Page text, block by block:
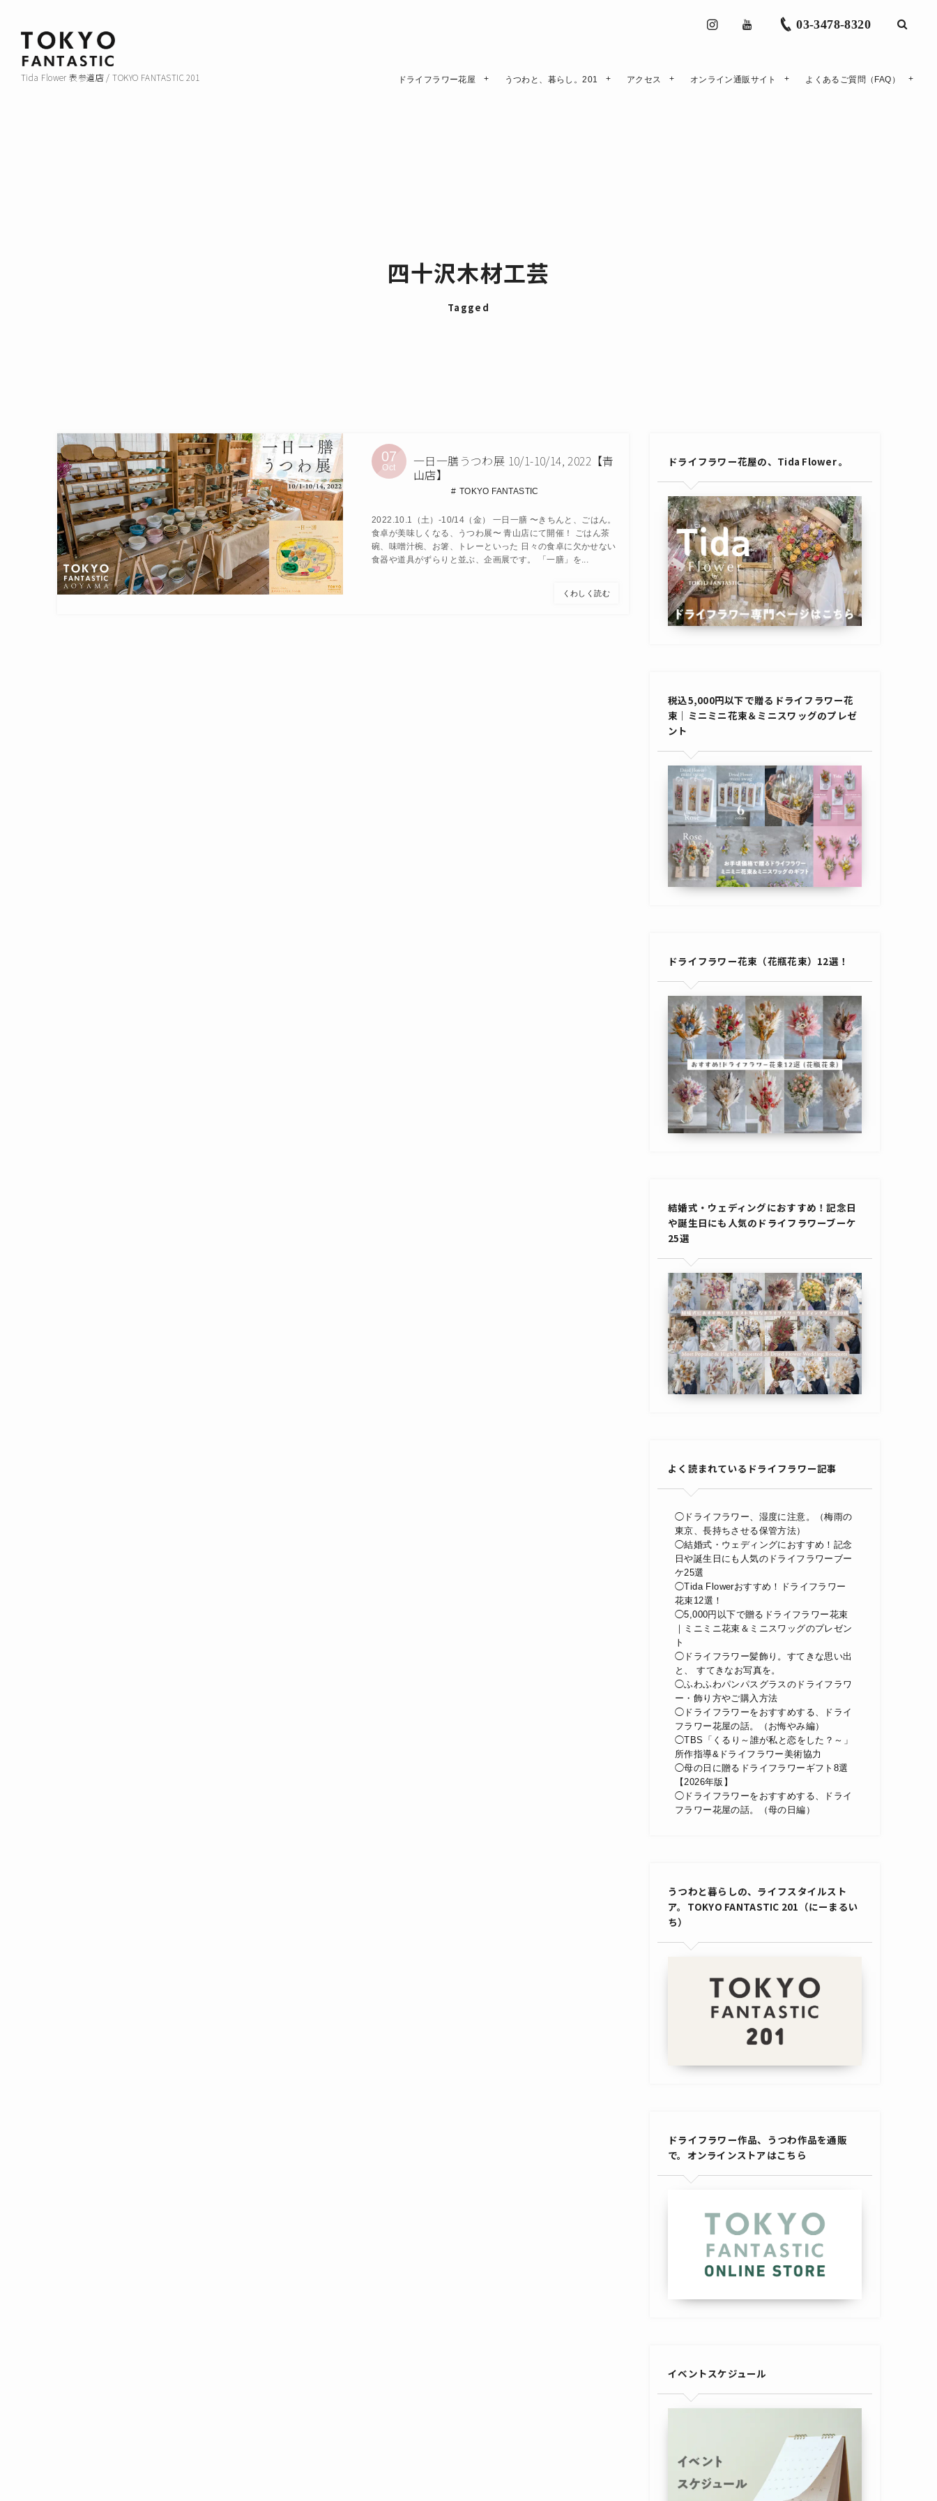
Tida Flower 表参道店 / TOKYO FANTASTIC 201
03-3478-8320
ドライフラワー花屋 うつわと、暮らし。201 アクセス オンライン通販サイト よくあるご質問（FAQ）
四十沢木材工芸
Tagged
07
Oct
一日一膳うつわ展 10/1-10/14, 2022【青
山店】
TOKYO FANTASTIC
2022.10.1（土）-10/14（金） 一日一膳 〜きちんと、ごはん。
食卓が美味しくなる、うつわ展〜 青山店にて開催！ ごはん茶
碗、味噌汁椀、お箸、トレーといった 日々の食卓に欠かせない
食器や道具がずらりと並ぶ、企画展です。 「一膳」を...
くわしく読む
ドライフラワー花屋の、Tida Flower 。
税込5,000円以下で贈るドライフラワー花
束｜ミニミニ花束＆ミニスワッグのプレゼ
ント
ドライフラワー花束（花瓶花束）12選！
結婚式・ウェディングにおすすめ！記念日
や誕生日にも人気のドライフラワーブーケ
25選
よく読まれているドライフラワー記事
◯ドライフラワー、湿度に注意。（梅雨の
東京、長持ちさせる保管方法）
◯結婚式・ウェディングにおすすめ！記念
日や誕生日にも人気のドライフラワーブー
ケ25選
◯Tida Flowerおすすめ！ドライフラワー
花束12選！
◯5,000円以下で贈るドライフラワー花束
｜ミニミニ花束＆ミニスワッグのプレゼン
ト
◯ドライフラワー髪飾り。すてきな思い出
と、 すてきなお写真を。
◯ふわふわパンパスグラスのドライフラワ
ー・飾り方やご購入方法
◯ドライフラワーをおすすめする、ドライ
フラワー花屋の話。（お悔やみ編）
◯TBS「くるり～誰が私と恋をした？～」
所作指導&ドライフラワー美術協力
◯母の日に贈るドライフラワーギフト8選
【2026年版】
◯ドライフラワーをおすすめする、ドライ
フラワー花屋の話。（母の日編）
うつわと暮らしの、ライフスタイルスト
ア。TOKYO FANTASTIC 201（にーまるい
ち）
ドライフラワー作品、うつわ作品を通販
で。オンラインストアはこちら
イベントスケジュール